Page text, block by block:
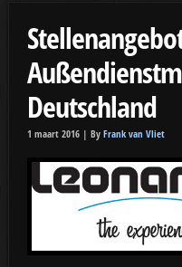
Deutschland
1 maart 2016 | By Frank van Vliet